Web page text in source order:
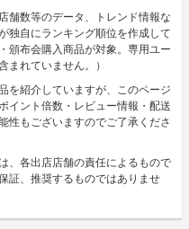
舗数等のデータ、トレンド情報な
独自にランキング順位を作成して
頒布会購入商品が対象。専用ユー
まれていません。）
を紹介していますが、このページ
イント倍数・レビュー情報・配送
性もございますのでご了承くださ
、各出店店舗の責任によるもので
証、推奨するものではありませ